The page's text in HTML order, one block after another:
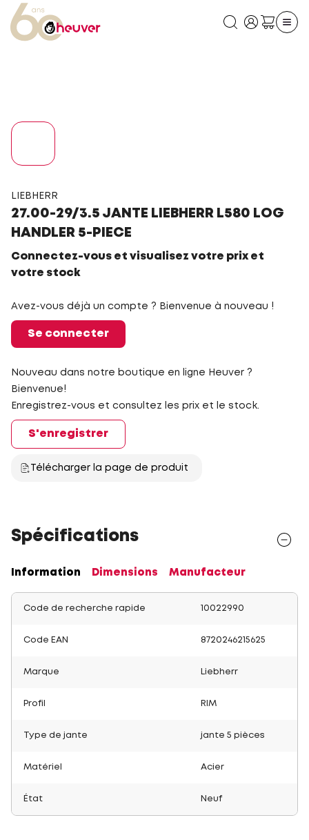
LIEBHERR
27.00-29/3.5 JANTE LIEBHERR L580 LOG
HANDLER 5-PIECE
Connectez-vous et visualisez votre prix et
votre stock
Avez-vous déjà un compte ? Bienvenue à nouveau !
Se connecter
Nouveau dans notre boutique en ligne Heuver ?
Bienvenue!
Enregistrez-vous et consultez les prix et le stock.
S'enregistrer
Télécharger la page de produit
Spécifications
Information Dimensions Manufacteur
Code de recherche rapide 10022990
Code EAN 8720246215625
Marque Liebherr
Profil RIM
Type de jante jante 5 pièces
Matériel Acier
État Neuf